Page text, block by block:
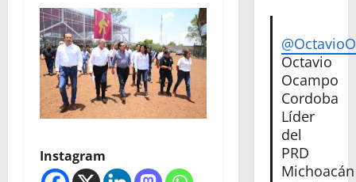
Instagram
Octavio
Ocampo
Cordoba
Líder
del
PRD
Michoacán